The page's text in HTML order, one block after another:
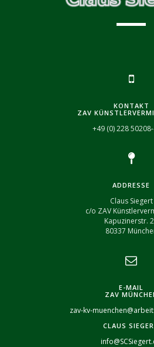
KONTAKT
ZAV
+49 (0) 228
ADDRESSE
Claus Siegert
c/o ZAV
Kapuzinerstr.
80337
E-MAIL
ZAV
zav-kv-
CLAUS